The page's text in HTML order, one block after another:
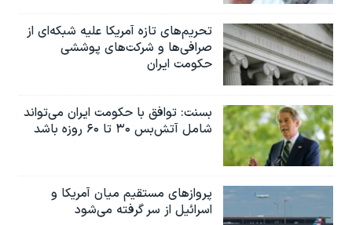
تحریم‌های تازه آمریکا علیه شبکه‌ای از
صرافی‌ها و شرکت‌های پوششی
حکومت ایران
بسنت: توافق با حکومت ایران می‌تواند
شامل آتش‌بس ۳۰ تا ۶۰ روزه باشد
پروازهای مستقیم میان آمریکا و
اسرائیل از سر گرفته می‌شود